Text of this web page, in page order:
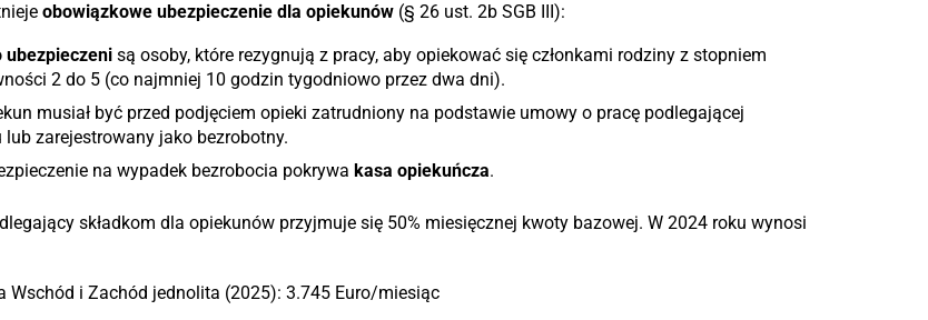
obowiązkowe ubezpieczenie dla opiekunów(§ 26 ust. 2b SGB III):
ubezpieczenisą osoby, które rezygnują z pracy, aby opiekować się członkami rodziny z stopniem
2 do 5 (co najmniej 10 godzin tygodniowo przez dwa dni).
musiał być przed podjęciem opieki zatrudniony na podstawie umowy o pracę podlegającej
lub zarejestrowany jako bezrobotny.
na wypadek bezrobocia pokrywa kasa opiekuńcza.
składkom dla opiekunów przyjmuje się 50% miesięcznej kwoty bazowej. W 2024 roku wynosi
Wschód i Zachód jednolita (2025): 3.745 Euro/miesiąc